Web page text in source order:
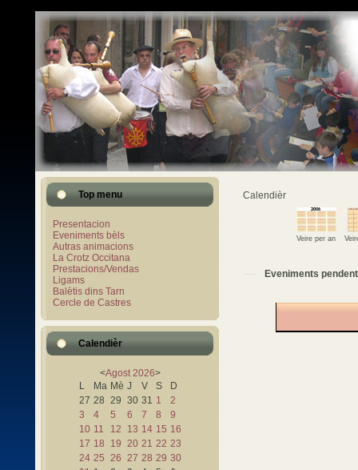
Top menu
Presentacion
Eveniments bèls
Autras animacions
La Crotz Occitana
Prestacions/Vendas
Ligams
Balètis dins Tarn
Cercle de Castres
Calendièr
<Agost 2026>
L
Ma Mè J V S
D
27 28 29 30 31 1
2
3
4 5 6 7 8
9
10 11 12 13 14 15 16
17 18 19 20 21 22 23
24 25 26 27 28 29 30
Calendièr
Veire per an
Eveniments pendent